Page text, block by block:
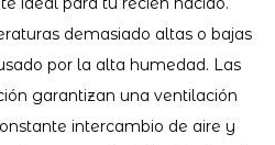
demasiado altas o bajas
por la alta humedad. Las
garantizan una ventilación
intercambio de aire y